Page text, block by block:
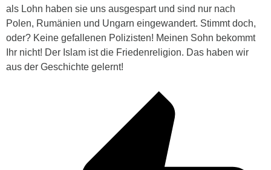
als Lohn haben sie uns ausgespart und sind nur nach
Polen, Rumänien und Ungarn eingewandert. Stimmt doch,
oder? Keine gefallenen Polizisten! Meinen Sohn bekommt
Ihr nicht! Der Islam ist die Friedenreligion. Das haben wir
aus der Geschichte gelernt!